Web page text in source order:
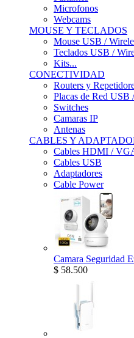
Microfonos
Webcams
MOUSE Y TECLADOS
Mouse USB /
Teclados USB /
Kits...
CONECTIVIDAD
Routers y
Placas de Red USB
Switches
Camaras IP
Antenas
CABLES Y
Cables HDMI /
Cables USB
Adaptadores
Cable Power
Camara Seguridad
$ 58.500